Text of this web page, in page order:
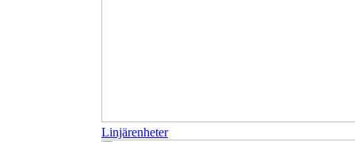
Linjärenheter